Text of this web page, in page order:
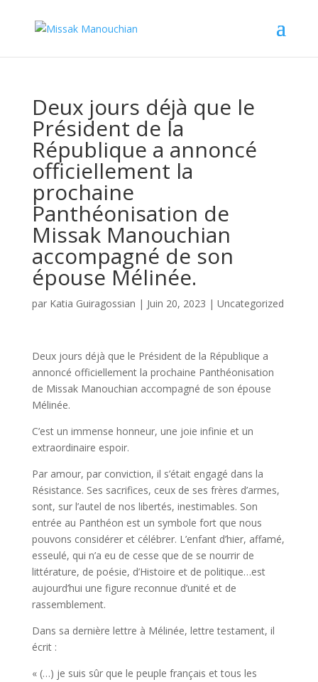
Deux jours déjà que le
Président de la
République a annoncé
officiellement la
prochaine
Panthéonisation de
Missak Manouchian
accompagné de son
épouse Mélinée.
par Katia Guiragossian | Juin 20, 2023 | Uncategorized
Deux jours déjà que le Président de la République a
annoncé officiellement la prochaine Panthéonisation
de Missak Manouchian accompagné de son épouse
Mélinée.
C’est un immense honneur, une joie infinie et un
extraordinaire espoir.
Par amour, par conviction, il s’était engagé dans la
Résistance. Ses sacrifices, ceux de ses frères d’armes,
sont, sur l’autel de nos libertés, inestimables. Son
entrée au Panthéon est un symbole fort que nous
pouvons considérer et célébrer. L’enfant d’hier, affamé,
esseulé, qui n’a eu de cesse que de se nourrir de
littérature, de poésie, d’Histoire et de politique…est
aujourd’hui une figure reconnue d’unité et de
rassemblement.
Dans sa dernière lettre à Mélinée, lettre testament, il
écrit :
« (…) je suis sûr que le peuple français et tous les